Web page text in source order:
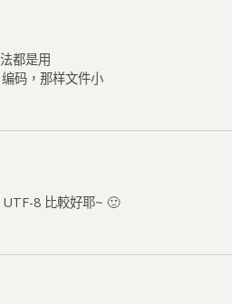
都是用
码，那样文件小
8 比較好耶~ 🙂